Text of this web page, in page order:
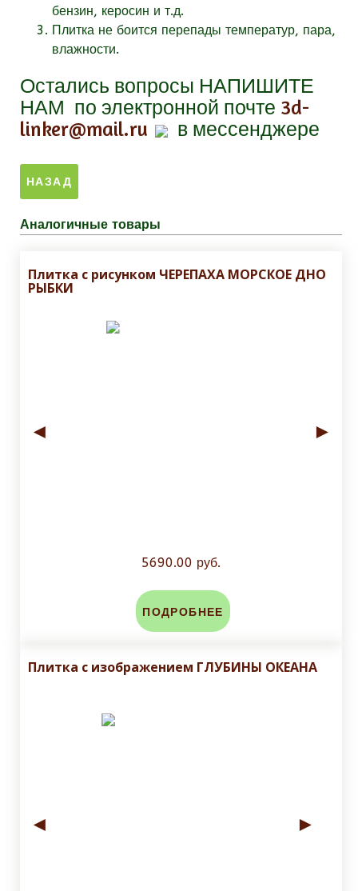
бензин, керосин и т.д.
Плитка не боится перепады температур, пара,
влажности.
Остались вопросы НАПИШИТЕ
НАМ по электронной почте 3d-
linker@mail.ru
в мессенджере
Аналогичные товары
Плитка с рисунком ЧЕРЕПАХА МОРСКОЕ ДНО
РЫБКИ
◄ ►
5690.00 руб.
ПОДРОБНЕЕ
Плитка с изображением ГЛУБИНЫ ОКЕАНА
◄ ►